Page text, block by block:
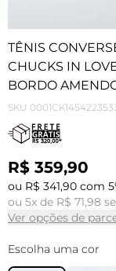
TÊNIS
CHUCKS IN
BORDO
SKU
R$ 359,90
ou R$ 341,90 com
ou 5x de R$ 71,98
Ver opções de
Escolha uma cor